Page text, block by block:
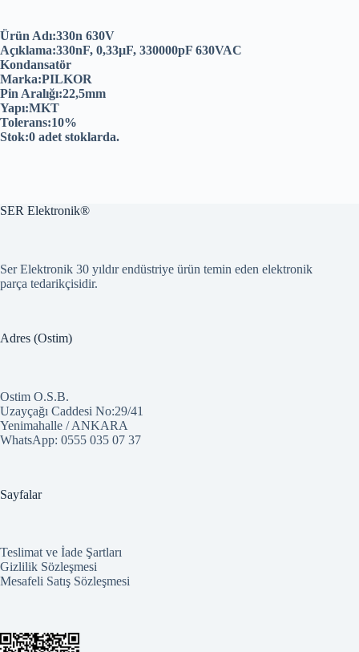
Ürün Adı:330n 630V
Açıklama:330nF, 0,33µF, 330000pF 630VAC
Kondansatör
Marka:PILKOR
Pin Aralığı:22,5mm
Yapı:MKT
Tolerans:10%
Stok:0 adet stoklarda.
SER Elektronik®
Ser Elektronik 30 yıldır endüstriye ürün temin eden elektronik
parça tedarikçisidir.
Adres (Ostim)
Ostim O.S.B.
Uzayçağı Caddesi No:29/41
Yenimahalle / ANKARA
WhatsApp: 0555 035 07 37
Sayfalar
Teslimat ve İade Şartları
Gizlilik Sözleşmesi
Mesafeli Satış Sözleşmesi